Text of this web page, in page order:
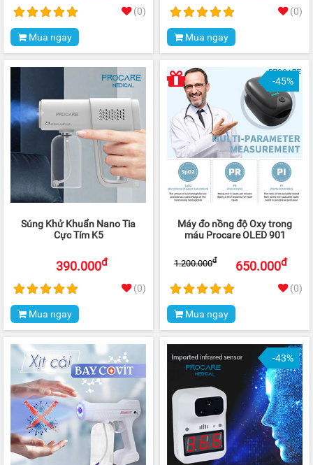
(0)
Mua ngay
(0)
Mua ngay
Súng Khử Khuẩn Nano Tia
Cực Tím K5
390.000đ
(0)
Mua ngay
-45%
Máy đo nồng độ Oxy trong
máu Procare OLED 901
650.000đ
1.200.000đ
(0)
Mua ngay
-43%